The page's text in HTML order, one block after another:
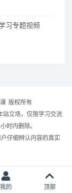
习专题视频
版权所有
站立场，仅限学习交流
时内删除。
仔细辨认内容的真实
我的 顶部